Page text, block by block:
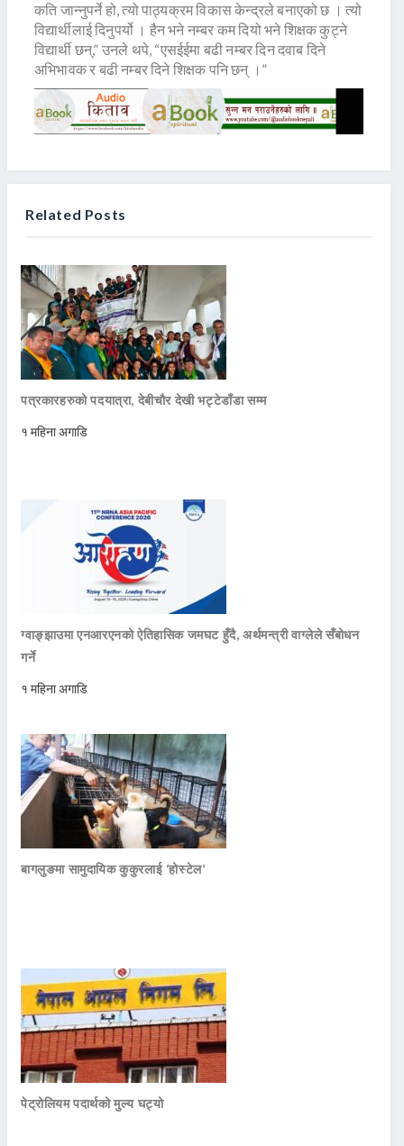
कति जान्नुपर्ने हो, त्यो पाठ्यक्रम विकास केन्द्रले बनाएको छ । त्यो
विद्यार्थीलाई दिनुपर्यो । हैन भने नम्बर कम दियो भने शिक्षक कुट्ने
विद्यार्थी छन्,” उनले थपे, “एसईईमा बढी नम्बर दिन दवाब दिने
अभिभावक र बढी नम्बर दिने शिक्षक पनि छन् ।”
Related Posts
पत्रकारहरुको पदयात्रा, देबीचौर देखी भट्टेडाँडा सम्म
१ महिना अगाडि
ग्वाङ्झाउमा एनआरएनको ऐतिहासिक जमघट हुँदै, अर्थमन्त्री वाग्लेले सँबोधन
गर्ने
१ महिना अगाडि
बागलुङमा सामुदायिक कुकुरलाई ‘होस्टेल’
पेट्रोलियम पदार्थको मुल्य घट्यो